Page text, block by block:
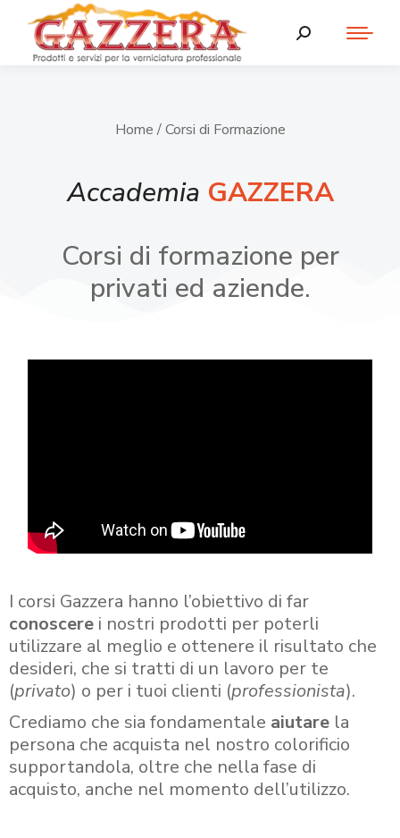
Home / Corsi di Formazione
Accademia GAZZERA
Corsi di formazione per
privati ed aziende.
I corsi Gazzera hanno l’obiettivo di far
conoscere i nostri prodotti per poterli
utilizzare al meglio e ottenere il risultato che
desideri, che si tratti di un lavoro per te
(privato) o per i tuoi clienti (professionista).
Crediamo che sia fondamentale aiutare la
persona che acquista nel nostro colorificio
supportandola, oltre che nella fase di
acquisto, anche nel momento dell’utilizzo.